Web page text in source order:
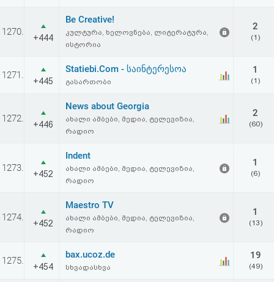
1270.
+444
Be Creative!
კულტურა, ხელოვნება, ლიტერატურა,
ისტორია
2
(1)
1271.
+445
Statiebi.Com - საინტერესოა
გასართობი
1
(1)
1272.
+446
News about Georgia
ახალი ამბები, მედია, ტელევიზია,
რადიო
2
(60)
1273.
+452
Indent
ახალი ამბები, მედია, ტელევიზია,
რადიო
1
(6)
1274.
+452
Maestro TV
ახალი ამბები, მედია, ტელევიზია,
რადიო
1
(13)
1275.
+454
bax.ucoz.de
სხვადასხვა
19
(49)